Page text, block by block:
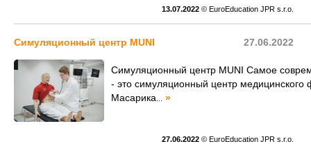
13.07.2022 © EuroEducation JPR s.r.o.
27.06.2022
Симуляционный центр MUNI
Симуляционный центр MUNI Самое
- это симуляционный центр медицинского
Масарика
»
27.06.2022 © EuroEducation JPR s.r.o.